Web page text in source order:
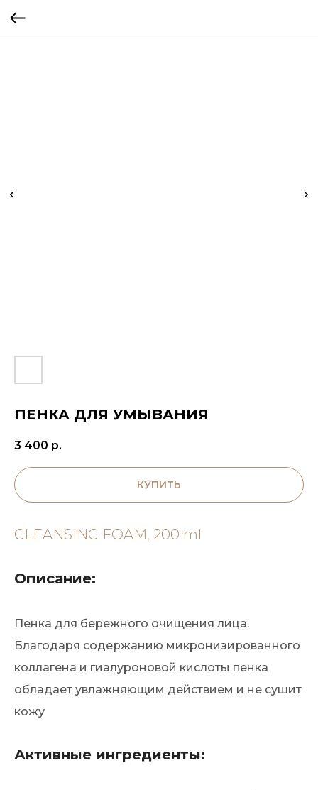
ПЕНКА ДЛЯ УМЫВАНИЯ
3 400 р.
КУПИТЬ
CLEANSING FOAM, 200 ml
Описание:
Пенка для бережного очищения лица.
Благодаря содержанию микронизированного
коллагена и гиалуроновой кислоты пенка
обладает увлажняющим действием и не сушит
кожу
Активные ингредиенты: